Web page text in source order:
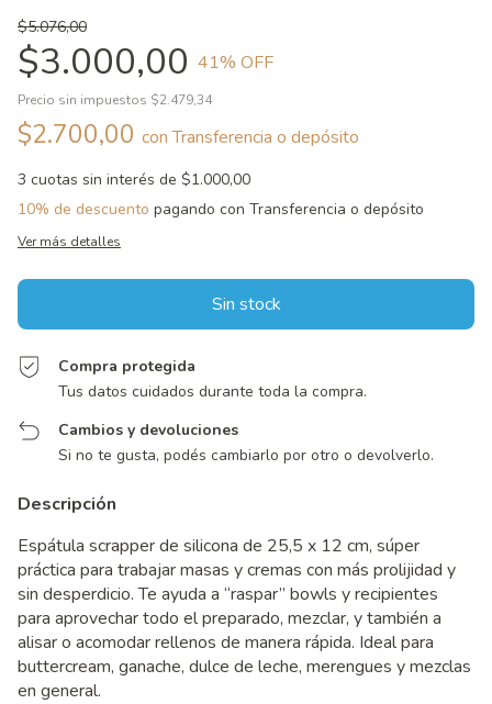
$5.076,00
$3.000,00 41% OFF
Precio sin impuestos $2.479,34
$2.700,00 con Transferencia o depósito
3 cuotas sin interés de $1.000,00
10% de descuento pagando con Transferencia o depósito
Ver más detalles
Compra protegida
Tus datos cuidados durante toda la compra.
Cambios y devoluciones
Si no te gusta, podés cambiarlo por otro o devolverlo.
Descripción
Espátula scrapper de silicona de 25,5 x 12 cm, súper
práctica para trabajar masas y cremas con más prolijidad y
sin desperdicio. Te ayuda a “raspar” bowls y recipientes
para aprovechar todo el preparado, mezclar, y también a
alisar o acomodar rellenos de manera rápida. Ideal para
buttercream, ganache, dulce de leche, merengues y mezclas
en general.